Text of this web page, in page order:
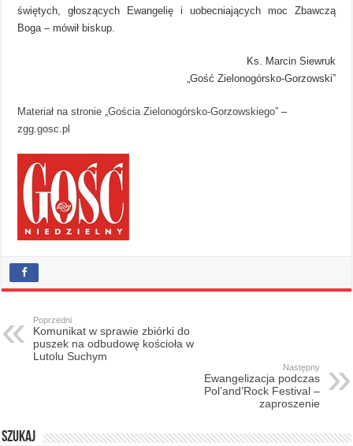
świętych, głoszących Ewangelię i uobecniających moc Zbawczą
Boga – mówił biskup.
Ks. Marcin Siewruk
„Gość Zielonogórsko-Gorzowski”
Materiał na stronie „Gościa Zielonogórsko-Gorzowskiego” –
zgg.gosc.pl
Poprzedni
Komunikat w sprawie zbiórki do
puszek na odbudowę kościoła w
Lutolu Suchym
Następny
Ewangelizacja podczas
Pol’and’Rock Festival –
zaproszenie
Szukaj